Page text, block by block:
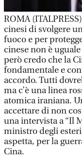
ROMA
cinesi di svolgere
fuoco e per
cinese non è
però credo che la
fondamentale e
accordo. Tutti
ma c’è una linea
atomica iraniana.
accettare di non
una intervista a “Il
ministro degli
aspetta, per la
Cina.